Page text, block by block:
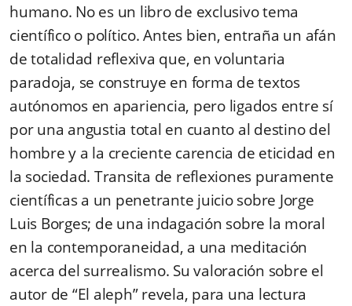
humano. No es un libro de exclusivo tema
científico o político. Antes bien, entraña un afán
de totalidad reflexiva que, en voluntaria
paradoja, se construye en forma de textos
autónomos en apariencia, pero ligados entre sí
por una angustia total en cuanto al destino del
hombre y a la creciente carencia de eticidad en
la sociedad. Transita de reflexiones puramente
científicas a un penetrante juicio sobre Jorge
Luis Borges; de una indagación sobre la moral
en la contemporaneidad, a una meditación
acerca del surrealismo. Su valoración sobre el
autor de “El aleph” revela, para una lectura